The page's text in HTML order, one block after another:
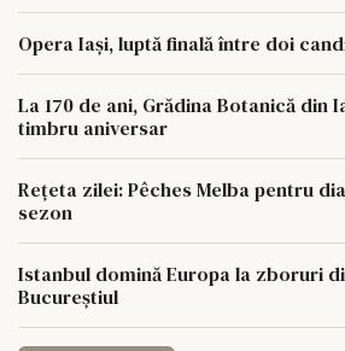
Opera Iași, luptă finală între doi
La 170 de ani, Grădina Botanică din
timbru aniversar
Rețeta zilei: Pêches Melba pentru
sezon
Istanbul domină Europa la zboruri
Bucureștiul